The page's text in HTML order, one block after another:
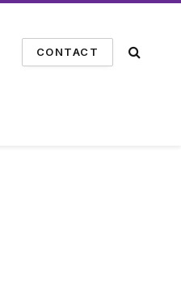
CONTACT